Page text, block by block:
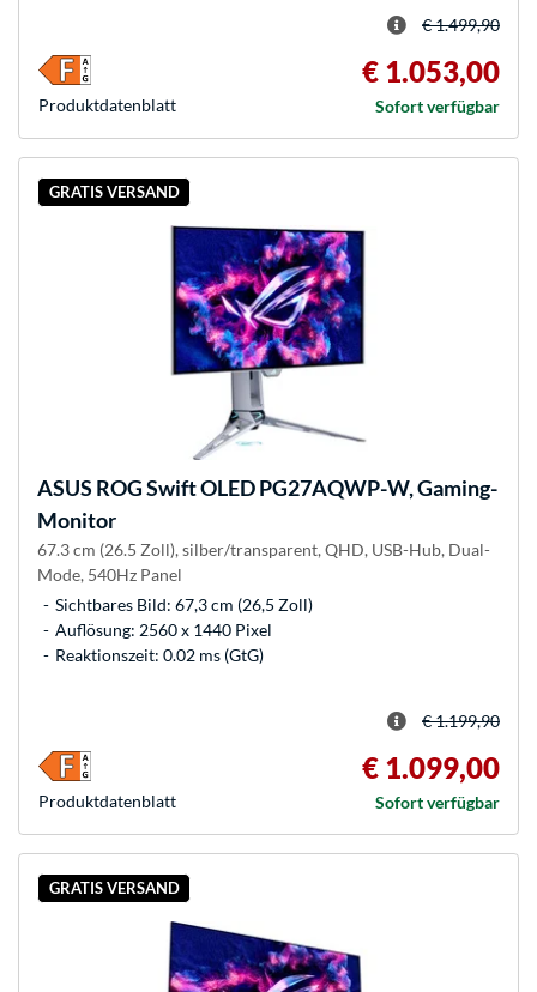
€ 1.499,90
€ 1.053,00
Sofort verfügbar
Produkt­datenblatt
GRATIS VERSAND
ASUS ROG Swift OLED PG27AQWP-W, Gaming-
Monitor
67.3 cm (26.5 Zoll), silber/transparent, QHD, USB-Hub, Dual-
Mode, 540Hz Panel
Sichtbares Bild: 67,3 cm (26,5 Zoll)
Auflösung: 2560 x 1440 Pixel
Reaktionszeit: 0.02 ms (GtG)
€ 1.199,90
€ 1.099,00
Sofort verfügbar
Produkt­datenblatt
GRATIS VERSAND